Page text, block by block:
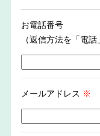
お電話番号
（返信方法を「電話
メールアドレス ※